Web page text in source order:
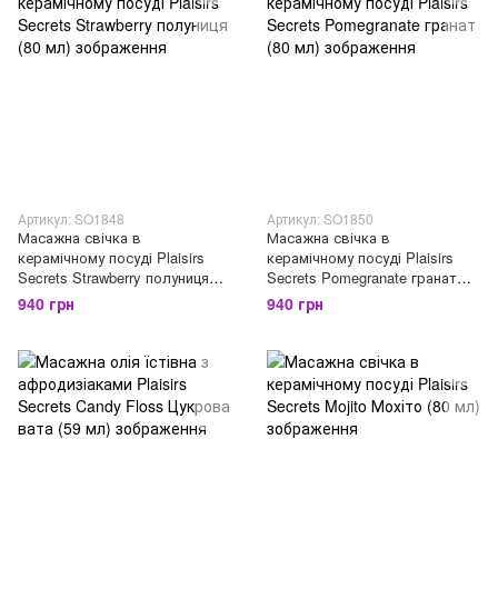
Артикул: SO1848
Масажна свічка в
керамічному посуді Plaisirs
Secrets Strawberry полуниця
(80 мл)
940 грн
Артикул: SO1850
Масажна свічка в
керамічному посуді Plaisirs
Secrets Pomegranate гранат
(80 мл)
940 грн